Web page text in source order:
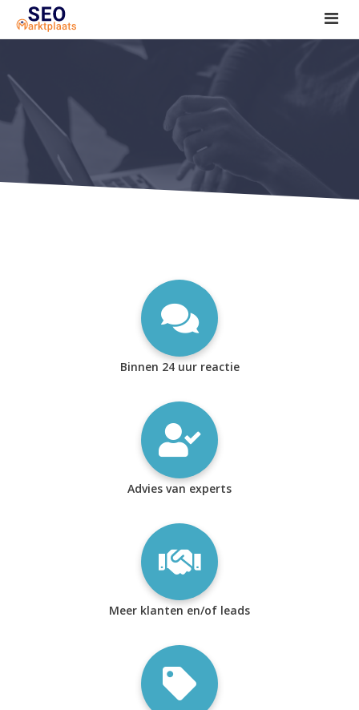
SEO tools reviews
Marketeer bij jou in de buurt?
Offerte
1. Seo voor beginners +
2. Onderzoeken +
Binnen 24 uur reactie
Advies van experts
Meer klanten en/of leads